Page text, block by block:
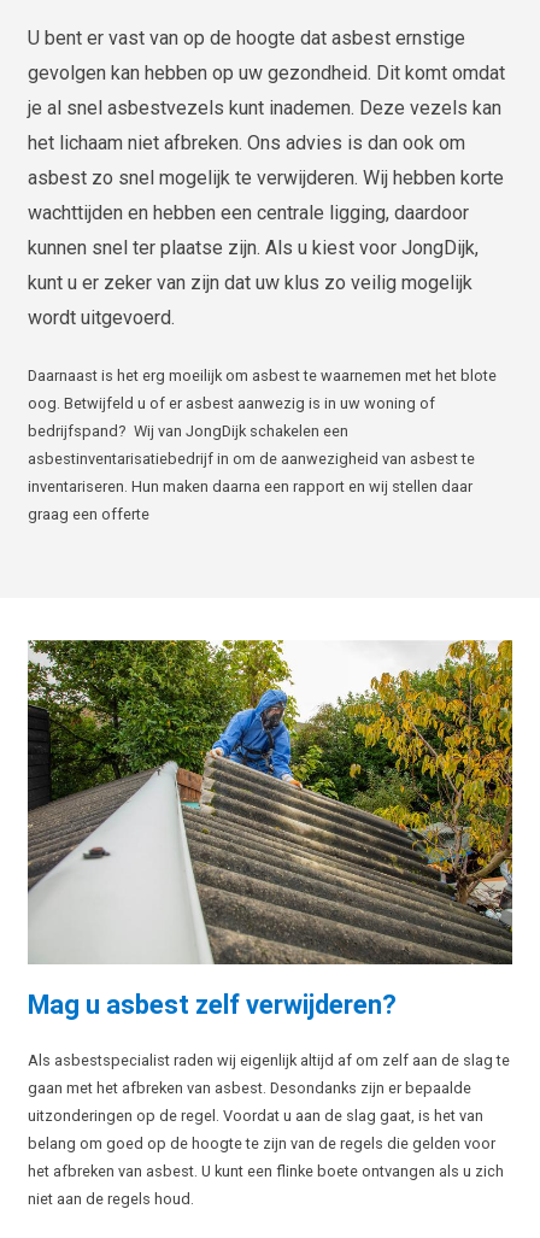
U bent er vast van op de hoogte dat asbest ernstige
gevolgen kan hebben op uw gezondheid. Dit komt omdat
je al snel asbestvezels kunt inademen. Deze vezels kan
het lichaam niet afbreken. Ons advies is dan ook om
asbest zo snel mogelijk te verwijderen. Wij hebben korte
wachttijden en hebben een centrale ligging, daardoor
kunnen snel ter plaatse zijn. Als u kiest voor JongDijk,
kunt u er zeker van zijn dat uw klus zo veilig mogelijk
wordt uitgevoerd.
Daarnaast is het erg moeilijk om asbest te waarnemen met het blote
oog. Betwijfeld u of er asbest aanwezig is in uw woning of
bedrijfspand? Wij van JongDijk schakelen een
asbestinventarisatiebedrijf in om de aanwezigheid van asbest te
inventariseren. Hun maken daarna een rapport en wij stellen daar
graag een offerte
Mag u asbest zelf verwijderen?
Als asbestspecialist raden wij eigenlijk altijd af om zelf aan de slag te
gaan met het afbreken van asbest. Desondanks zijn er bepaalde
uitzonderingen op de regel. Voordat u aan de slag gaat, is het van
belang om goed op de hoogte te zijn van de regels die gelden voor
het afbreken van asbest. U kunt een flinke boete ontvangen als u zich
niet aan de regels houd.